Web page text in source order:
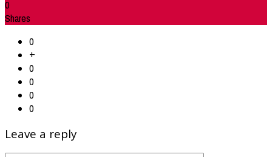
0
Shares
0
+
0
0
0
0
Leave a reply